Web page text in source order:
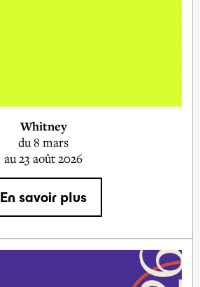
Whitney
du8 mars
au 23 août 2026
En savoir plus